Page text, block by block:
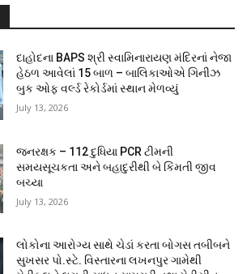
દાહોદના BAPS શ્રી સ્વામિનારાયણ મંદિરનાં નેજા
હેઠળ આવેલાં 15 બાળ – બાલિકાઓએ ગિનીઝ
બુક ઓફ વર્લ્ડ રેકોર્ડમાં સ્થાન મેળવ્યું
July 13, 2026
જનરક્ષક – 112 દુધિયા PCR ટીમની
સમયસૂચકતા અને બહાદુરીથી બે કિંમતી જીવ
બચ્યા
July 13, 2026
લોકોના આરોગ્ય સાથે ચેડાં કરતા બોગસ તબીબને
સુખસર પો.સ્ટે. વિસ્તારના લખનપુર ગામેથી